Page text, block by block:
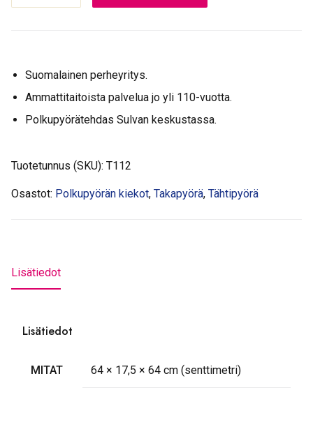
hopea
28"
tuplapohja
vanne
Suomalainen perheyritys.
Ammattitaitoista palvelua jo yli 110-vuotta.
Polkupyörätehdas Sulvan keskustassa.
Tuotetunnus (SKU): T112
Osastot: Polkupyörän kiekot, Takapyörä, Tähtipyörä
Lisätiedot
Lisätiedot
MITAT 64 × 17,5 × 64 cm (senttimetri)